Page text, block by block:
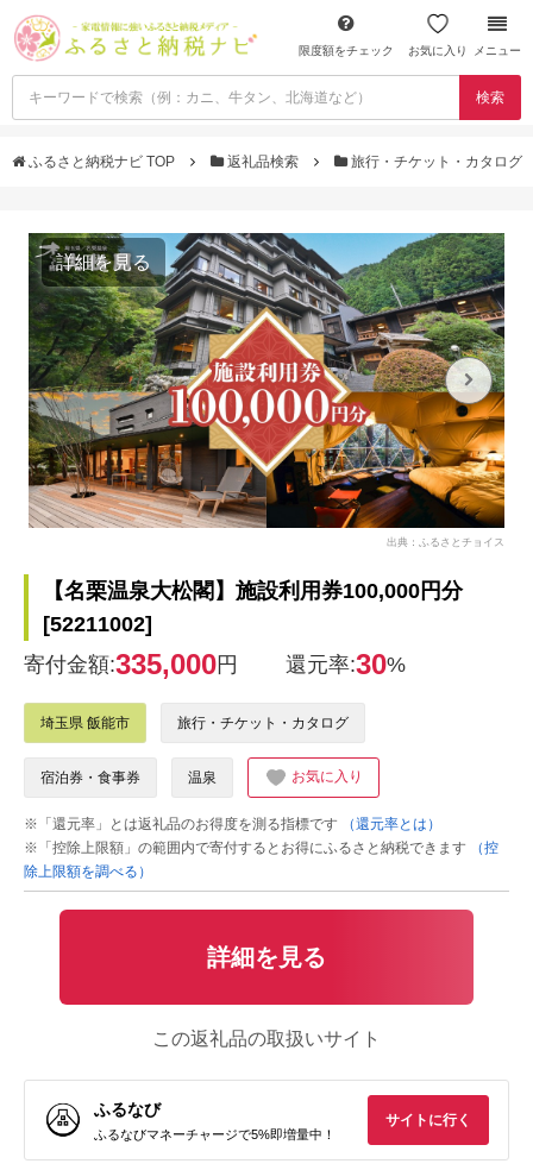
限度額をチェック お気に入り メニュー
検索
ふるさと納税ナビ TOP 返礼品検索 旅行・チケット・カタログ
詳細を見る
出典：ふるさとチョイス
【名栗温泉大松閣】施設利用券100,000円分
[52211002]
寄付金額:335,000円 還元率:30%
埼玉県 飯能市 旅行・チケット・カタログ
宿泊券・食事券 温泉 お気に入り
※「還元率」とは返礼品のお得度を測る指標です
（還元率とは）
※「控除上限額」の範囲内で寄付するとお得にふるさと納税できます
（控
除上限額を調べる）
詳細を見る
この返礼品の取扱いサイト
ふるなび
ふるなびマネーチャージで5%即増量中！
サイトに行く